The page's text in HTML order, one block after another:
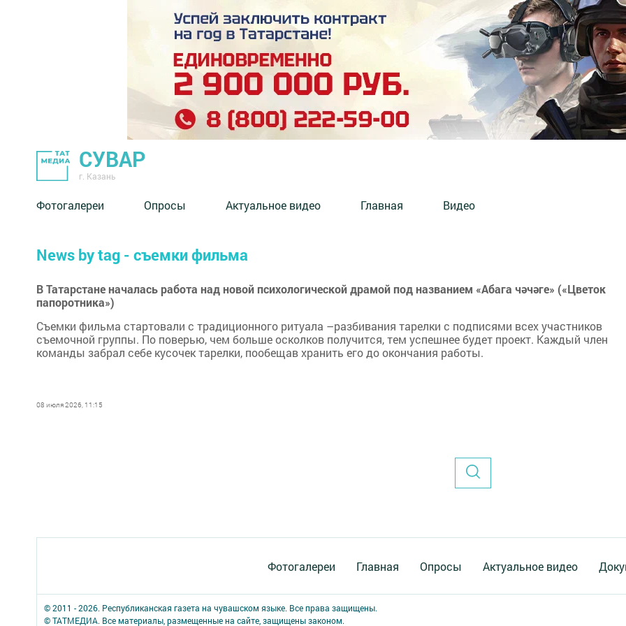
СУВАР
г. Казань
Фотогалереи Опросы Актуальное видео Главная Видео
News by tag - съемки фильма
В Татарстане началась работа над новой психологической драмой под названием «Абага чәчәге» («Цветок
папоротника»)
Съемки фильма стартовали с традиционного ритуала –разбивания тарелки с подписями всех участников
съемочной группы. По поверью, чем больше осколков получится, тем успешнее будет проект. Каждый член
команды забрал себе кусочек тарелки, пообещав хранить его до окончания работы.
08 июля 2026, 11:15
Фотогалереи Главная Опросы Актуальное видео
© 2011 - 2026. Республиканская газета на чувашском языке. Все права защищены.
© ТАТМЕДИА. Все материалы, размещенные на сайте, защищены законом.